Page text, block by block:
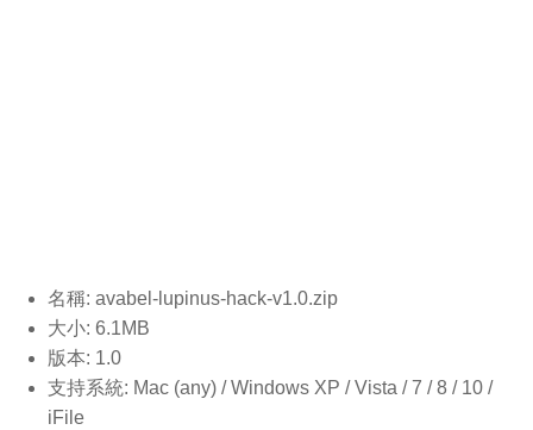
名稱: avabel-lupinus-hack-v1.0.zip
大小: 6.1MB
版本: 1.0
支持系統: Mac (any) / Windows XP / Vista / 7 / 8 / 10 /
iFile